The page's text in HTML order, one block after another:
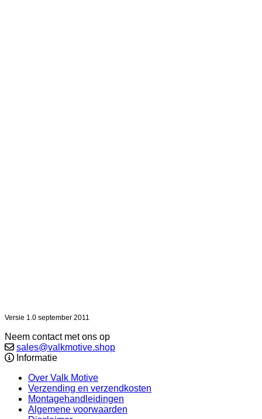
Versie 1.0 september 2011
Neem contact met ons op
sales@valkmotive.shop
Informatie
Over Valk Motive
Verzending en verzendkosten
Montagehandleidingen
Algemene voorwaarden